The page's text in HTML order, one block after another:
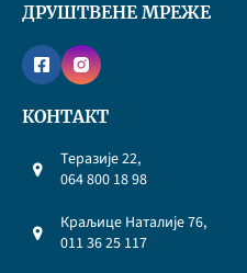
ДРУШТВЕНЕ МРЕЖЕ
КОНТАКТ
Теразије 22,
064 800 18 98
Краљице Наталије 76,
011 36 25 117